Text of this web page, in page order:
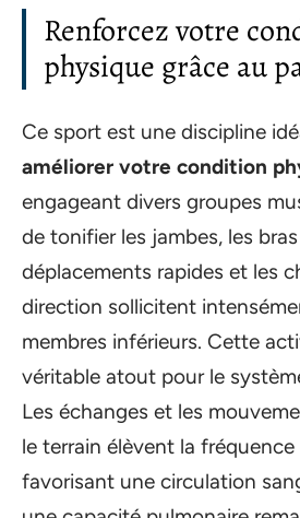
Renforcez votre
physique grâce au
Ce sport est une discipline
améliorer votre condition
engageant divers groupes
de tonifier les jambes, les
déplacements rapides et les
direction sollicitent
membres inférieurs. Cette
véritable atout pour le
Les échanges et les
le terrain élèvent la fréquence
favorisant une circulation